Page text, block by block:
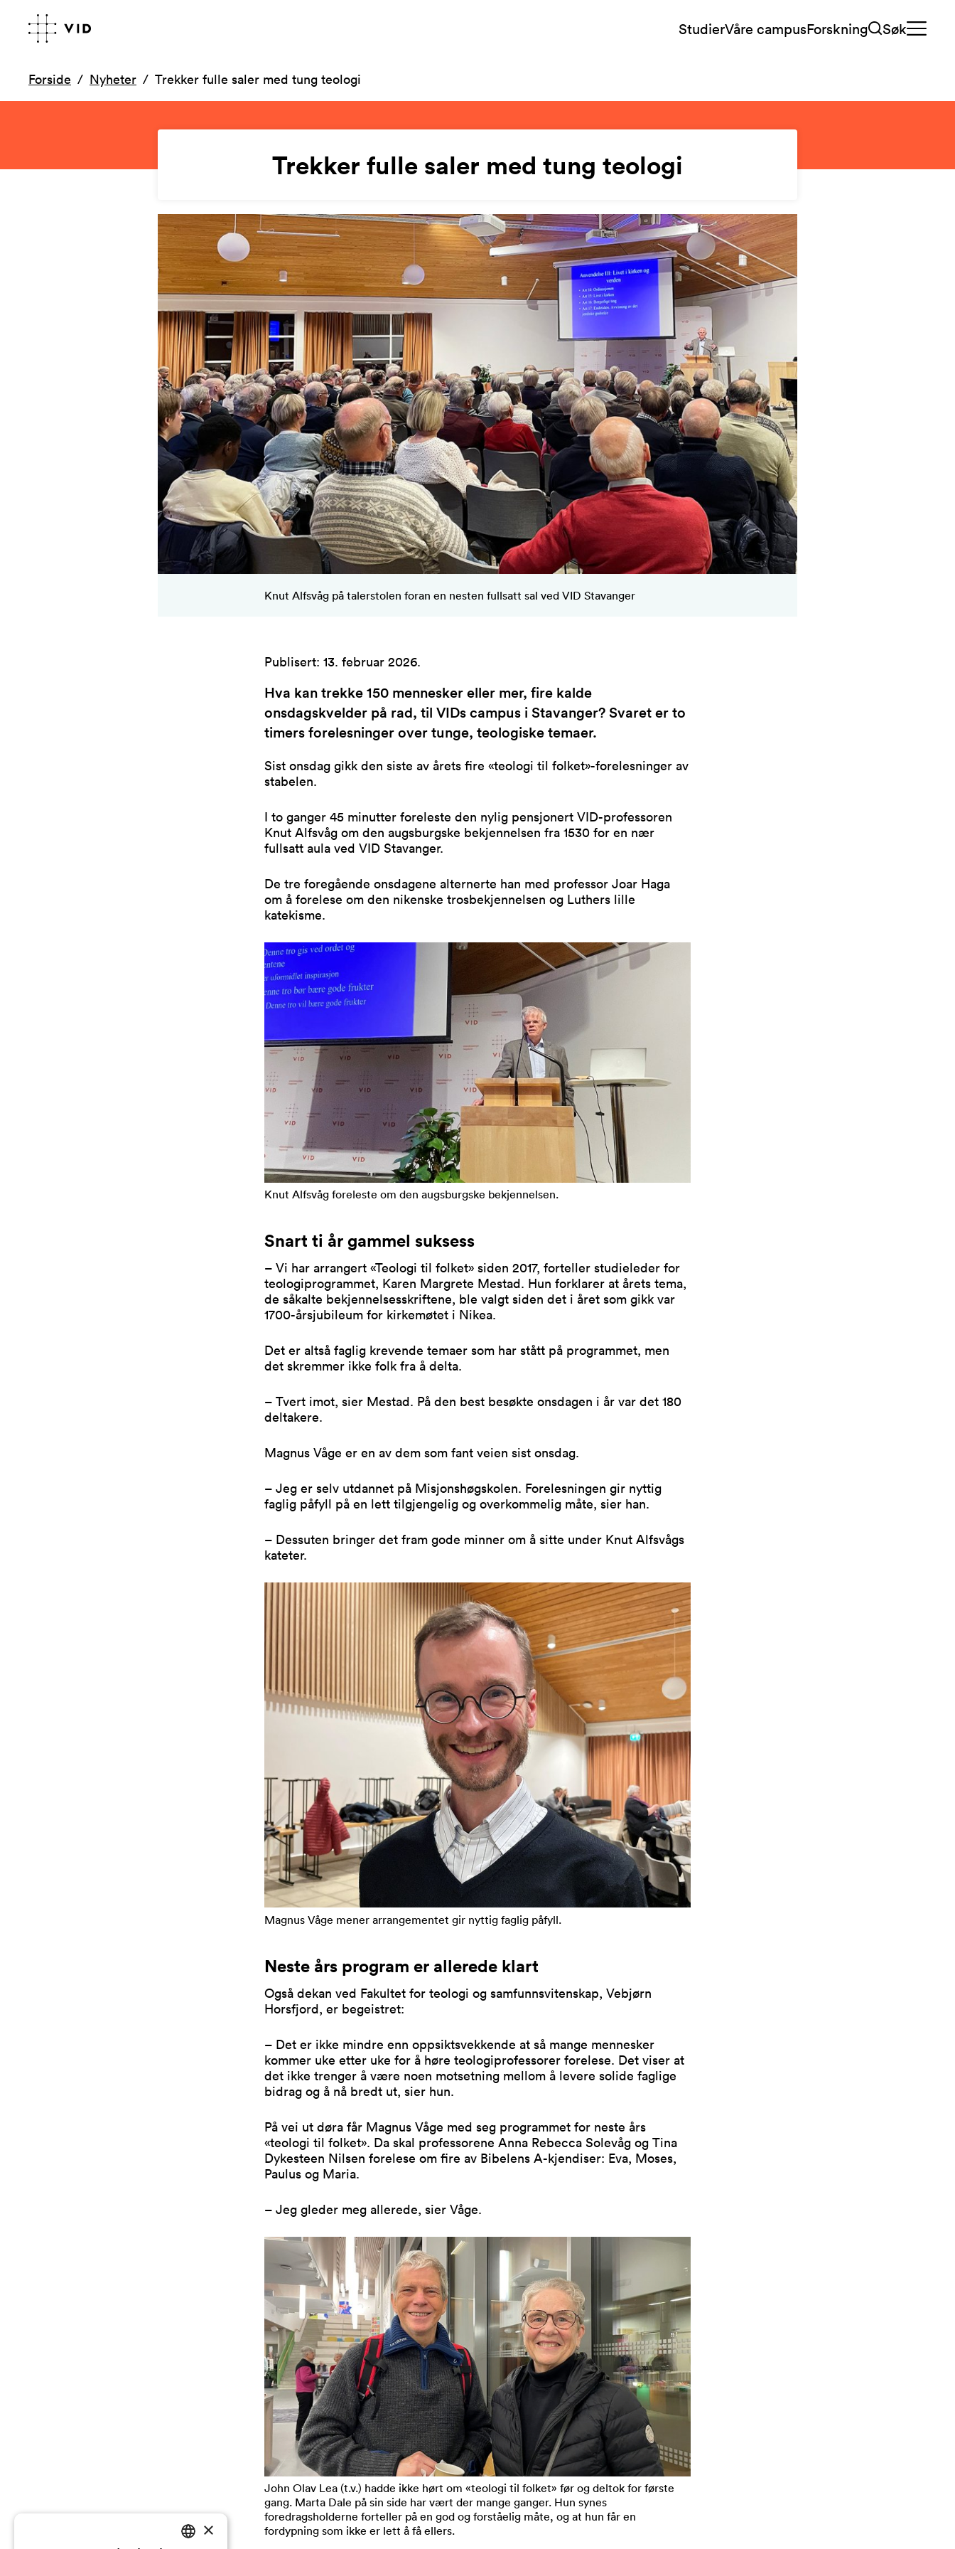
StudierVåre campusForskning Søk
Forside Nyheter Trekker fulle saler med tung teologi
Trekker fulle saler med tung teologi
Knut Alfsvåg på talerstolen foran en nesten fullsatt sal ved VID Stavanger
Publisert: 13. februar 2026.
Hva kan trekke 150 mennesker eller mer, fire kalde
onsdagskvelder på rad, til VIDs campus i Stavanger? Svaret er to
timers forelesninger over tunge, teologiske temaer.
Sist onsdag gikk den siste av årets fire «teologi til folket»-forelesninger av
stabelen.
I to ganger 45 minutter foreleste den nylig pensjonert VID-professoren
Knut Alfsvåg om den augsburgske bekjennelsen fra 1530 for en nær
fullsatt aula ved VID Stavanger.
De tre foregående onsdagene alternerte han med professor Joar Haga
om å forelese om den nikenske trosbekjennelsen og Luthers lille
katekisme.
Knut Alfsvåg foreleste om den augsburgske bekjennelsen.
Snart ti år gammel suksess
– Vi har arrangert «Teologi til folket» siden 2017, forteller studieleder for
teologiprogrammet, Karen Margrete Mestad. Hun forklarer at årets tema,
de såkalte bekjennelsesskriftene, ble valgt siden det i året som gikk var
1700-årsjubileum for kirkemøtet i Nikea.
Det er altså faglig krevende temaer som har stått på programmet, men
det skremmer ikke folk fra å delta.
– Tvert imot, sier Mestad. På den best besøkte onsdagen i år var det 180
deltakere.
Magnus Våge er en av dem som fant veien sist onsdag.
– Jeg er selv utdannet på Misjonshøgskolen. Forelesningen gir nyttig
faglig påfyll på en lett tilgjengelig og overkommelig måte, sier han.
– Dessuten bringer det fram gode minner om å sitte under Knut Alfsvågs
kateter.
Magnus Våge mener arrangementet gir nyttig faglig påfyll.
Neste års program er allerede klart
Også dekan ved Fakultet for teologi og samfunnsvitenskap, Vebjørn
Horsfjord, er begeistret:
– Det er ikke mindre enn oppsiktsvekkende at så mange mennesker
kommer uke etter uke for å høre teologiprofessorer forelese. Det viser at
det ikke trenger å være noen motsetning mellom å levere solide faglige
bidrag og å nå bredt ut, sier hun.
På vei ut døra får Magnus Våge med seg programmet for neste års
«teologi til folket». Da skal professorene Anna Rebecca Solevåg og Tina
Dykesteen Nilsen forelese om fire av Bibelens A-kjendiser: Eva, Moses,
Paulus og Maria.
– Jeg gleder meg allerede, sier Våge.
John Olav Lea (t.v.) hadde ikke hørt om «teologi til folket» før og deltok for første
gang. Marta Dale på sin side har vært der mange ganger. Hun synes
foredragsholderne forteller på en god og forståelig måte, og at hun får en
fordypning som ikke er lett å få ellers.
×